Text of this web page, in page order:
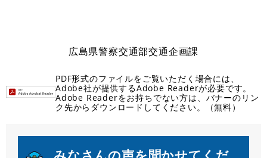
広島県警察交通部交通企画課
PDF形式のファイルをご覧いただく場合には、
Adobe社が提供するAdobe Readerが必要です。
Adobe Readerをお持ちでない方は、バナーのリン
ク先からダウンロードしてください。（無料）